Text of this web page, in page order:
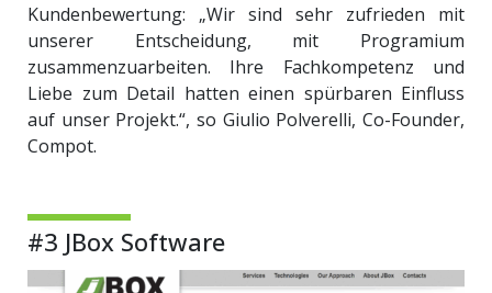
Kundenbewertung: „Wir sind sehr zufrieden mit
unserer Entscheidung, mit Programium
zusammenzuarbeiten. Ihre Fachkompetenz und
Liebe zum Detail hatten einen spürbaren Einfluss
auf unser Projekt.“, so Giulio Polverelli, Co-Founder,
Compot.
#3 JBox Software